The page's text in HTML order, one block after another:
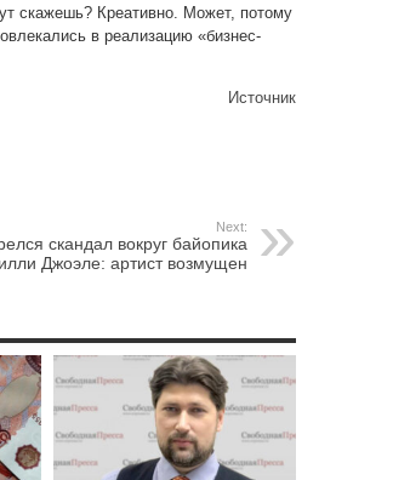
скажешь? Креативно. Может, потому
в реализацию «бизнес-
Источник
Next:
скандал вокруг байопика
Джоэле: артист возмущен